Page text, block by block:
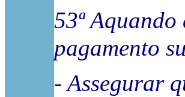
53ª
pagamento
- Assegurar